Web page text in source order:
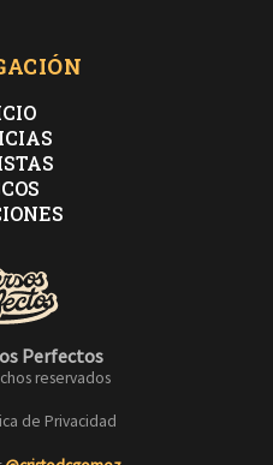
Perfectos
reservados
de Privacidad